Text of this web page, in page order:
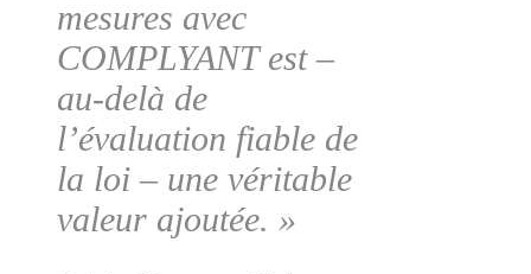
mesures avec
COMPLYANT est –
au-delà de
l’évaluation fiable de
la loi – une véritable
valeur ajoutée. »